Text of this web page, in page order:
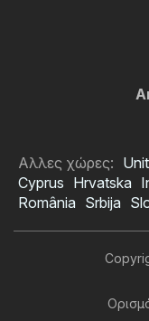
Αλλες χώρες:
Cyprus Hrvatska
România Srbija